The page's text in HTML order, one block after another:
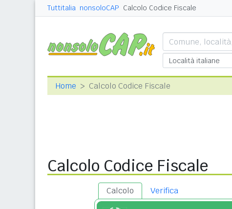
Tuttitalia nonsoloCAP Calcolo Codice Fiscale
Home Calcolo Codice Fiscale
Calcolo Codice Fiscale
Calcolo Verifica